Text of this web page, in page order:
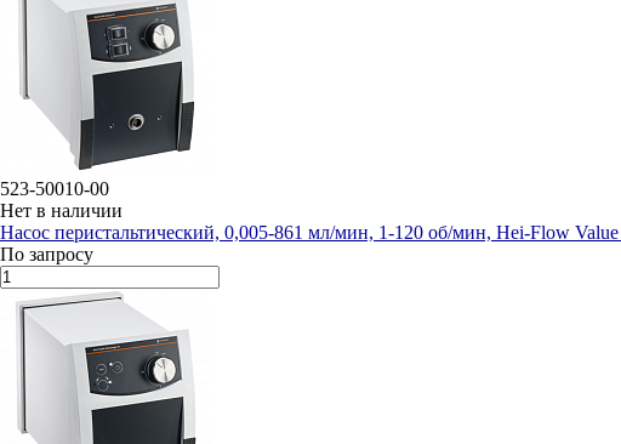
523-50010-00
Нет в наличии
Насос перистальтический, 0,005-861 мл/мин, 1-120 об/мин, Hei-Flow Value
По запросу